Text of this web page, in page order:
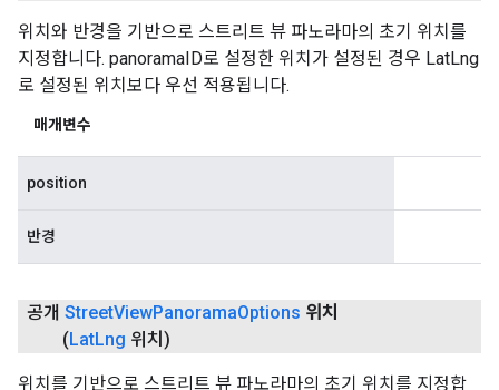
위치와 반경을 기반으로 스트리트 뷰 파노라마의 초기 위치를
지정합니다. panoramaID로 설정한 위치가 설정된 경우 LatLng
로 설정된 위치보다 우선 적용됩니다.
매개변수
position
반경
공개 StreetViewPanoramaOptions 위치
(LatLng 위치)
위치를 기반으로 스트리트 뷰 파노라마의 초기 위치를 지정합